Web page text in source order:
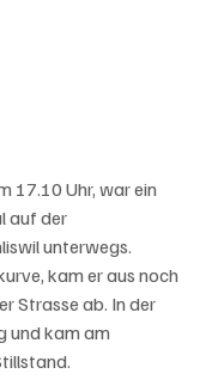
17.10 Uhr, war ein
auf der
unterwegs.
kam er aus noch
Strasse ab. In der
und kam am